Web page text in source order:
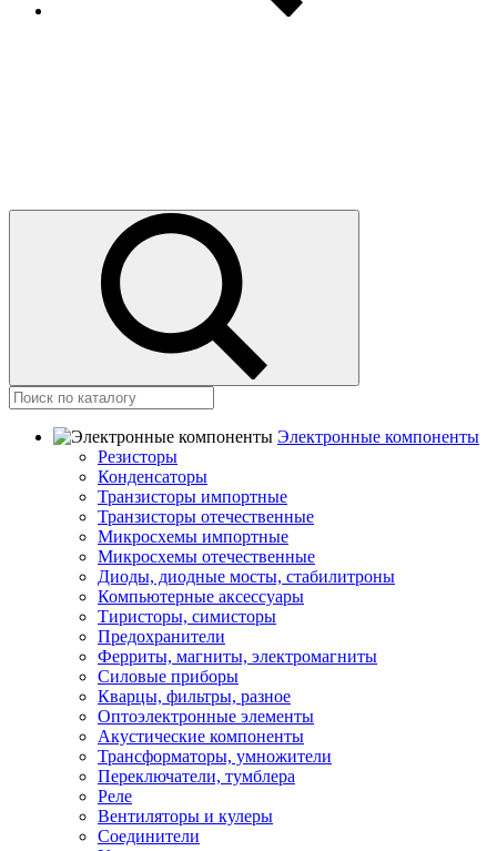
Электронные компоненты
Резисторы
Конденсаторы
Транзисторы импортные
Транзисторы отечественные
Микросхемы импортные
Микросхемы отечественные
Диоды, диодные мосты, стабилитроны
Компьютерные аксессуары
Тиристоры, симисторы
Предохранители
Ферриты, магниты, электромагниты
Силовые приборы
Кварцы, фильтры, разное
Оптоэлектронные элементы
Акустические компоненты
Трансформаторы, умножители
Переключатели, тумблера
Реле
Вентиляторы и кулеры
Соединители